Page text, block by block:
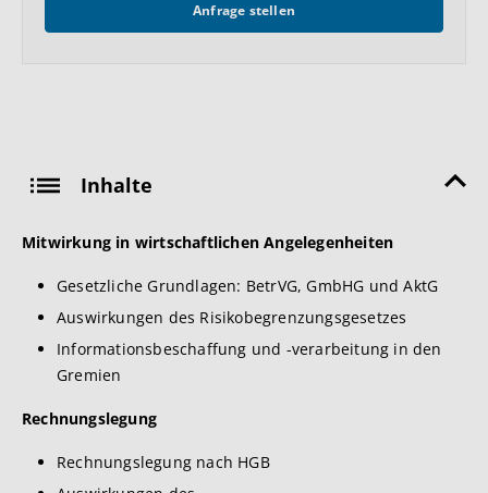
Inhalte
Mitwirkung in wirtschaftlichen Angelegenheiten
Gesetzliche Grundlagen: BetrVG, GmbHG und AktG
Auswirkungen des Risikobegrenzungsgesetzes
Informationsbeschaffung und -verarbeitung in den
Gremien
Rechnungslegung
Rechnungslegung nach HGB
Anfrage stellen